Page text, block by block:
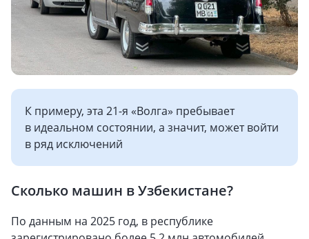
К примеру, эта 21-я «Волга» пребывает
в идеальном состоянии, а значит, может войти
в ряд исключений
Сколько машин в Узбекистане?
По данным на 2025 год, в республике